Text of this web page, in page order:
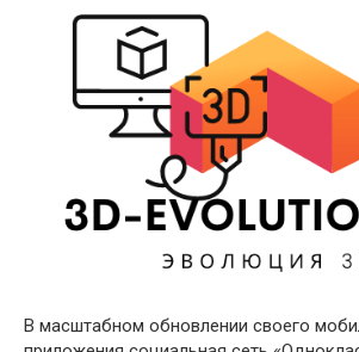
В масштабном обновлении своего